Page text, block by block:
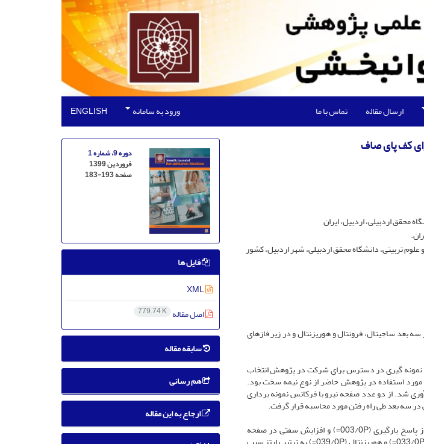
ارسال مقاله تماس با ما ورود به سامانه ENGLISH
کف پای صاف
محقق اردبیلی، اردبیل، ایران
تربیتی، دانشگاه محقق اردبیلی، شهر اردبیل، کشور
بعد ساجیتال، فرونتال و هوریزنتال و در زیر فازهای
کف پای صاف از طریق روش نمونه ­گیری در دسترس برای شرکت در پژوهش انتخاب
مورد استفاده در پژوهش حاضر از نوع نیمه­ سخت بود.
با استفاده از 6 دوربین وایکان و با فرکانس نمونه­برداری 100 هرتز جمع­آوری شد. از دو عدد صفحه نیرو با فرکانس نمونه ­برداری
در مفصل مچ پا ارتز نیمه ­سخت سبب کاهش معنادار مقدار سفتی در صفحه ی ساجیتال طی زیرفاز پاسخ بارگیری (003/0P=) و افزایش سفتی در صفحه
دوره 9، شماره 1
فروردین 1399
صفحه183-193
فایل ها
XML
اصل مقاله 779.74 K
سابقه مقاله
هم رسانی
ارجاع به این مقاله